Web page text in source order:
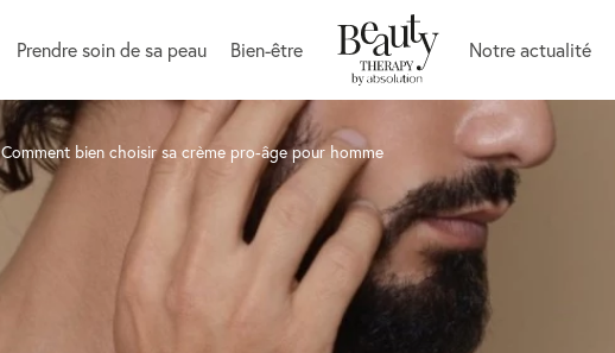
Prendre soin de sa peau Bien-être Notre actualité
Comment bien choisir sa crème pro-âge pour homme